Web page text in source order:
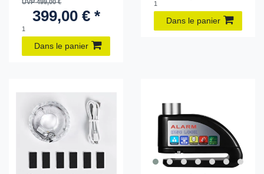
UVP 499,00 €
399,00 € *
1
Dans le panier
1
Dans le panier